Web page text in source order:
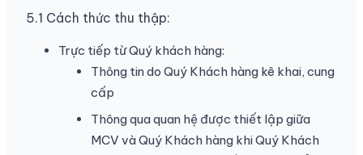
5.1 Cách thức thu thập:
Trực tiếp từ Quý khách hàng:
Thông tin do Quý Khách hàng kê khai, cung
cấp
Thông qua quan hệ được thiết lập giữa
MCV và Quý Khách hàng khi Quý Khách